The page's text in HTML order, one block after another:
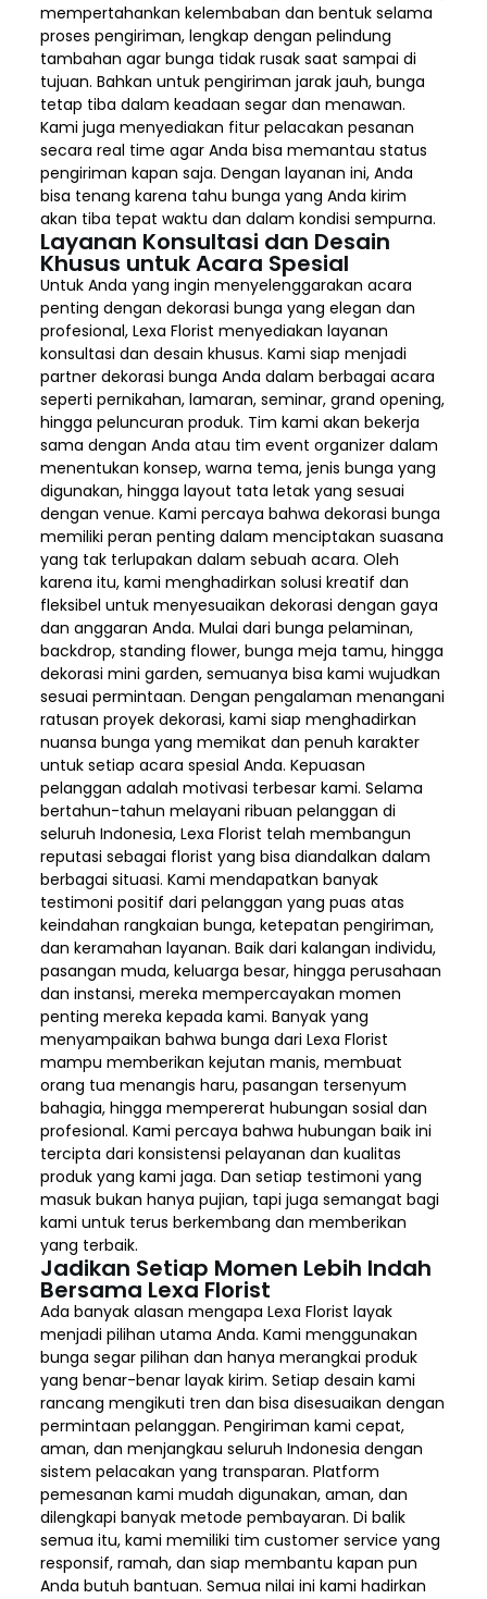
mempertahankan kelembaban dan bentuk selama
proses pengiriman, lengkap dengan pelindung
tambahan agar bunga tidak rusak saat sampai di
tujuan. Bahkan untuk pengiriman jarak jauh, bunga
tetap tiba dalam keadaan segar dan menawan.
Kami juga menyediakan fitur pelacakan pesanan
secara real time agar Anda bisa memantau status
pengiriman kapan saja. Dengan layanan ini, Anda
bisa tenang karena tahu bunga yang Anda kirim
akan tiba tepat waktu dan dalam kondisi sempurna.
Layanan Konsultasi dan Desain
Khusus untuk Acara Spesial
Untuk Anda yang ingin menyelenggarakan acara
penting dengan dekorasi bunga yang elegan dan
profesional, Lexa Florist menyediakan layanan
konsultasi dan desain khusus. Kami siap menjadi
partner dekorasi bunga Anda dalam berbagai acara
seperti pernikahan, lamaran, seminar, grand opening,
hingga peluncuran produk. Tim kami akan bekerja
sama dengan Anda atau tim event organizer dalam
menentukan konsep, warna tema, jenis bunga yang
digunakan, hingga layout tata letak yang sesuai
dengan venue. Kami percaya bahwa dekorasi bunga
memiliki peran penting dalam menciptakan suasana
yang tak terlupakan dalam sebuah acara. Oleh
karena itu, kami menghadirkan solusi kreatif dan
fleksibel untuk menyesuaikan dekorasi dengan gaya
dan anggaran Anda. Mulai dari bunga pelaminan,
backdrop, standing flower, bunga meja tamu, hingga
dekorasi mini garden, semuanya bisa kami wujudkan
sesuai permintaan. Dengan pengalaman menangani
ratusan proyek dekorasi, kami siap menghadirkan
nuansa bunga yang memikat dan penuh karakter
untuk setiap acara spesial Anda. Kepuasan
pelanggan adalah motivasi terbesar kami. Selama
bertahun-tahun melayani ribuan pelanggan di
seluruh Indonesia, Lexa Florist telah membangun
reputasi sebagai florist yang bisa diandalkan dalam
berbagai situasi. Kami mendapatkan banyak
testimoni positif dari pelanggan yang puas atas
keindahan rangkaian bunga, ketepatan pengiriman,
dan keramahan layanan. Baik dari kalangan individu,
pasangan muda, keluarga besar, hingga perusahaan
dan instansi, mereka mempercayakan momen
penting mereka kepada kami. Banyak yang
menyampaikan bahwa bunga dari Lexa Florist
mampu memberikan kejutan manis, membuat
orang tua menangis haru, pasangan tersenyum
bahagia, hingga mempererat hubungan sosial dan
profesional. Kami percaya bahwa hubungan baik ini
tercipta dari konsistensi pelayanan dan kualitas
produk yang kami jaga. Dan setiap testimoni yang
masuk bukan hanya pujian, tapi juga semangat bagi
kami untuk terus berkembang dan memberikan
yang terbaik.
Jadikan Setiap Momen Lebih Indah
Bersama Lexa Florist
Ada banyak alasan mengapa Lexa Florist layak
menjadi pilihan utama Anda. Kami menggunakan
bunga segar pilihan dan hanya merangkai produk
yang benar-benar layak kirim. Setiap desain kami
rancang mengikuti tren dan bisa disesuaikan dengan
permintaan pelanggan. Pengiriman kami cepat,
aman, dan menjangkau seluruh Indonesia dengan
sistem pelacakan yang transparan. Platform
pemesanan kami mudah digunakan, aman, dan
dilengkapi banyak metode pembayaran. Di balik
semua itu, kami memiliki tim customer service yang
responsif, ramah, dan siap membantu kapan pun
Anda butuh bantuan. Semua nilai ini kami hadirkan